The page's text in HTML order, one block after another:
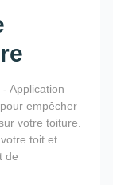
- Application
empêcher
votre toiture.
toit et
de